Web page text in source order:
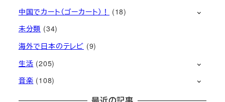
中国でカート（ゴーカート）！
(18)
未分類 (34)
海外で日本のテレビ (9)
生活 (205)
音楽 (108)